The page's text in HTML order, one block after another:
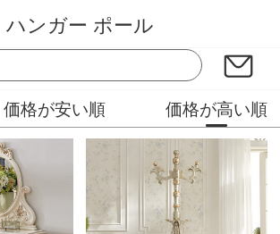
華やか家具
ハンガー ポール
価格が安い順 価格が高い順